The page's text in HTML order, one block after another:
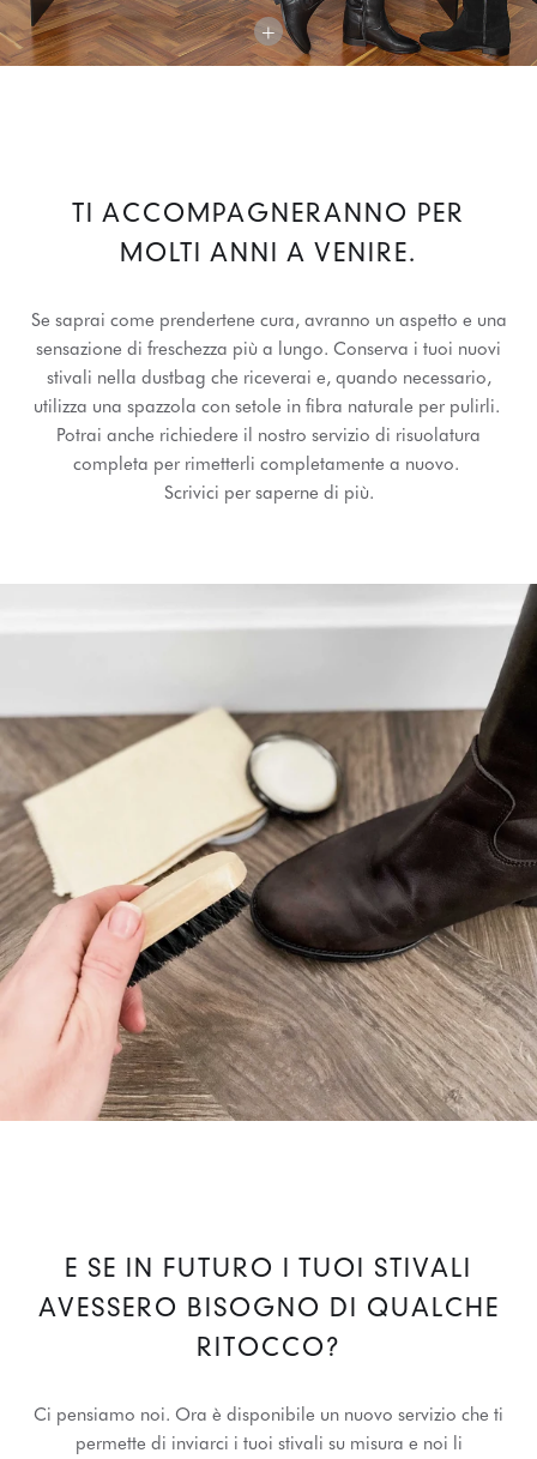
+
TI ACCOMPAGNERANNO PER
MOLTI ANNI A VENIRE.
Se saprai come prendertene cura, avranno un aspetto e una
sensazione di freschezza più a lungo. Conserva i tuoi nuovi
stivali nella dustbag che riceverai e, quando necessario,
utilizza una spazzola con setole in fibra naturale per pulirli.
Potrai anche richiedere il nostro servizio di risuolatura
completa per rimetterli completamente a nuovo.
Scrivici per saperne di più.
E SE IN FUTURO I TUOI STIVALI
AVESSERO BISOGNO DI QUALCHE
RITOCCO?
Ci pensiamo noi. Ora è disponibile un nuovo servizio che ti
permette di inviarci i tuoi stivali su misura e noi li